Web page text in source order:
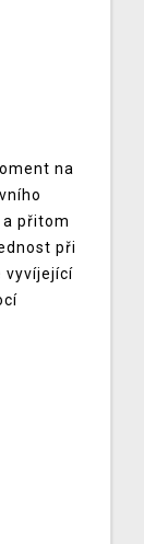
na
přitom
při
vyvíjející